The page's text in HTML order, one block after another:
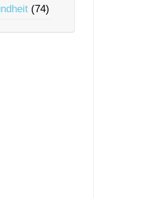
(74)